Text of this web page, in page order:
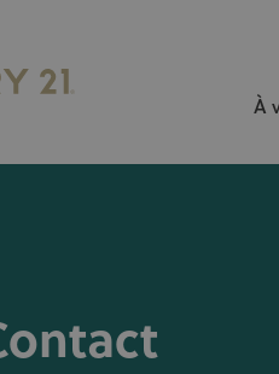
BRUXELLES pour vendre À